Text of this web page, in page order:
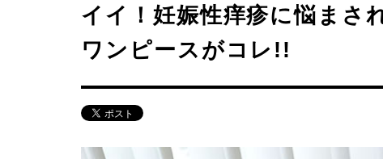
イイ！妊娠性痒疹に悩まさ
ワンピースがコレ!!